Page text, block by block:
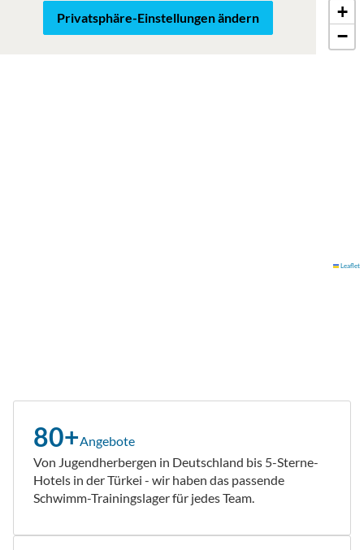
Karte Satellit
+
−
Leaflet
Privatsphäre-Einstellungen ändern
80+Angebote
Von Jugendherbergen in Deutschland bis 5-Sterne-
Hotels in der Türkei - wir haben das passende
Schwimm-Trainingslager für jedes Team.